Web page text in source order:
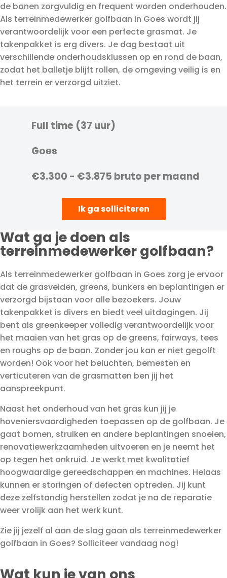
de banen zorgvuldig en frequent worden onderhouden.
Als terreinmedewerker golfbaan in Goes wordt jij
verantwoordelijk voor een perfecte grasmat. Je
takenpakket is erg divers. Je dag bestaat uit
verschillende onderhoudsklussen op en rond de baan,
zodat het balletje blijft rollen, de omgeving veilig is en
het terrein er verzorgd uitziet.
Full time (37 uur)
Goes
€3.300 - €3.875 bruto per maand
Ik ga solliciteren
Wat ga je doen als
terreinmedewerker golfbaan?
Als terreinmedewerker golfbaan in Goes zorg je ervoor
dat de grasvelden, greens, bunkers en beplantingen er
verzorgd bijstaan voor alle bezoekers. Jouw
takenpakket is divers en biedt veel uitdagingen. Jij
bent als greenkeeper volledig verantwoordelijk voor
het maaien van het gras op de greens, fairways, tees
en roughs op de baan. Zonder jou kan er niet gegolft
worden! Ook voor het beluchten, bemesten en
verticuteren van de grasmatten ben jij het
aanspreekpunt.
Naast het onderhoud van het gras kun jij je
hoveniersvaardigheden toepassen op de golfbaan. Je
gaat bomen, struiken en andere beplantingen snoeien,
renovatiewerkzaamheden uitvoeren en je neemt het
op tegen het onkruid. Je werkt met kwalitatief
hoogwaardige gereedschappen en machines. Helaas
kunnen er storingen of defecten optreden. Jij kunt
deze zelfstandig herstellen zodat je na de reparatie
weer vrolijk aan het werk kunt.
Zie jij jezelf al aan de slag gaan als terreinmedewerker
golfbaan in Goes? Solliciteer vandaag nog!
Wat kun je van ons